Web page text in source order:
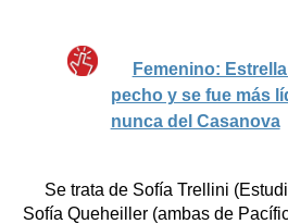
Femenino:
pecho y se fue más
nunca del Casanova
Se trata de Sofía Trellini
Sofía Queheiller (ambas de